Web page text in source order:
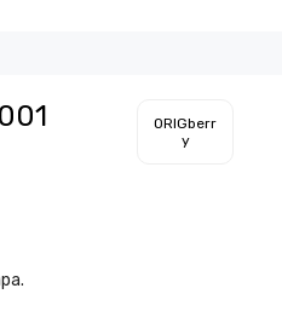
ORIGberr
y